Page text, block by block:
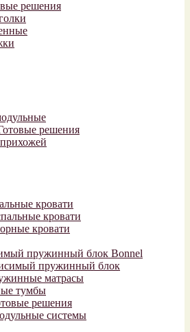
решения
решения
кровати
кровати
кровати
пружинный блок Bonnel
пружинный блок
матрасы
тумбы
решения
системы